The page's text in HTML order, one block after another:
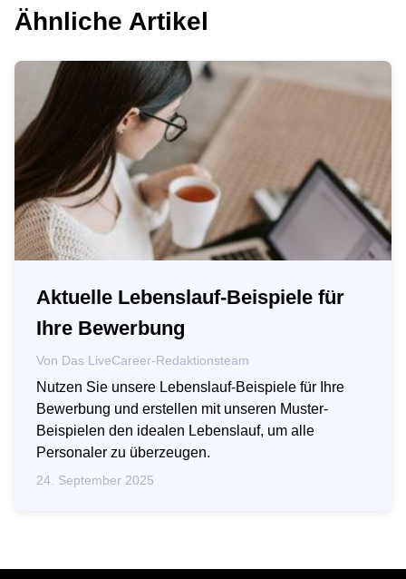
Ähnliche Artikel
Aktuelle Lebenslauf-Beispiele für
Ihre Bewerbung
Von Das LiveCareer-Redaktionsteam
Nutzen Sie unsere Lebenslauf-Beispiele für Ihre
Bewerbung und erstellen mit unseren Muster-
Beispielen den idealen Lebenslauf, um alle
Personaler zu überzeugen.
24. September 2025